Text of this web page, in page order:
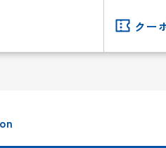
クー
クー